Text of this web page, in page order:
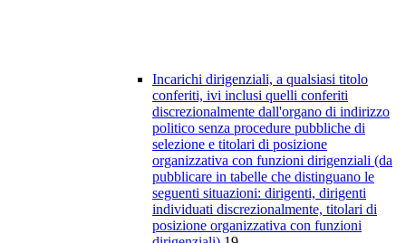
Incarichi dirigenziali, a qualsiasi titolo
conferiti, ivi inclusi quelli conferiti
discrezionalmente dall'organo di indirizzo
politico senza procedure pubbliche di
selezione e titolari di posizione
organizzativa con funzioni dirigenziali (da
pubblicare in tabelle che distinguano le
seguenti situazioni: dirigenti, dirigenti
individuati discrezionalmente, titolari di
posizione organizzativa con funzioni